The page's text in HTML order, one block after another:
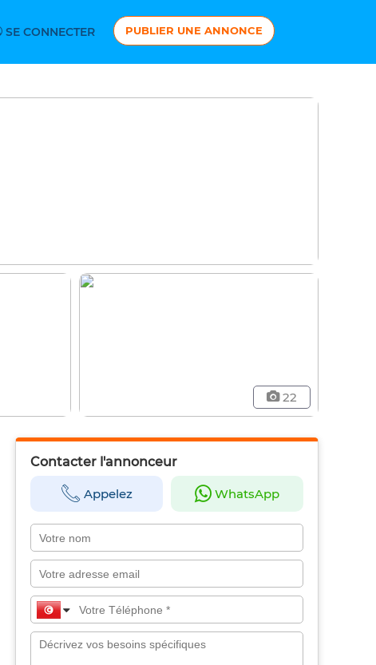
SE CONNECTER PUBLIER UNE ANNONCE
22
Contacter l'annonceur
Appelez WhatsApp